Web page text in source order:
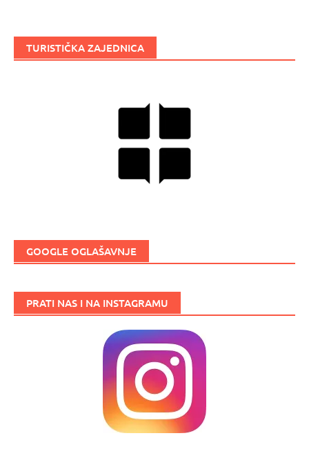
TURISTIČKA ZAJEDNICA
GOOGLE OGLAŠAVNJE
PRATI NAS I NA INSTAGRAMU